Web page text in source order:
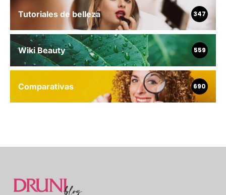
Tutoriales de belleza 347
Wiki Beauty 559
Comparativas 690